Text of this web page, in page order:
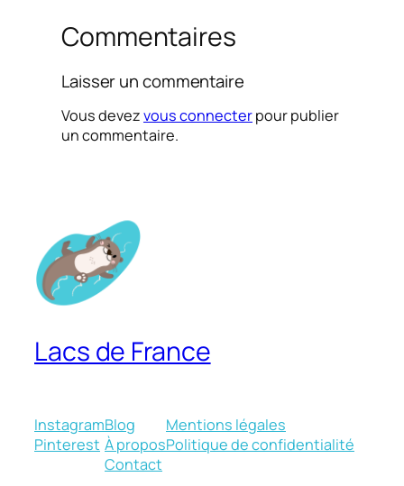
Commentaires
Laisser un commentaire
Vous devezvous connecterpour publier
un commentaire.
Lacs de France
Instagram
Pinterest
Blog
À propos
Contact
Mentions légales
Politique de confidentialité